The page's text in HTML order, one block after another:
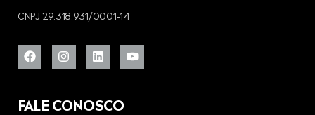
CNPJ 29.318.931/0001-14
FALE CONOSCO